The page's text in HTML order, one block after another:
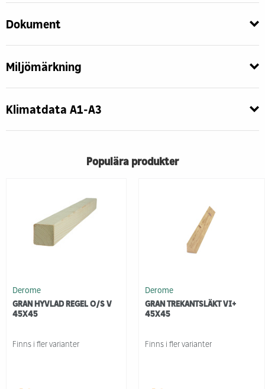
Dokument
Miljömärkning
Klimatdata A1-A3
Populära produkter
Derome
GRAN HYVLAD REGEL O/S V
45X45
Finns i fler varianter
Derome
GRAN TREKANTSLÄKT VI+
45X45
Finns i fler varianter